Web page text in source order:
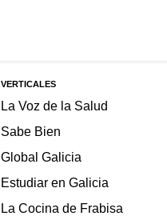
VERTICALES
La Voz de la Salud
Sabe Bien
Global Galicia
Estudiar en Galicia
La Cocina de Frabisa